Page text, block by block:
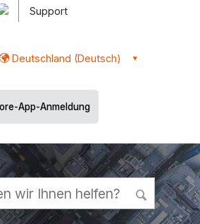
Support
Deutschland (Deutsch)
App-Anmeldung